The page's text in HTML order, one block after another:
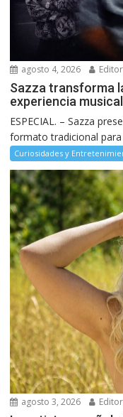
agosto 4, 2026 Editor
Sazza transforma
experiencia
ESPECIAL. – Sazza
formato tradicional
Curiosidades y
agosto 3, 2026 Editor